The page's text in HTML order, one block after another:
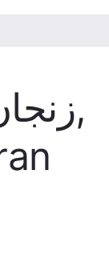
,